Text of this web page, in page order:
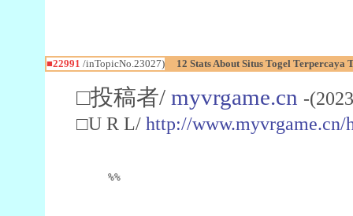
■22991 /inTopicNo.23027) 12 Stats About Situs Togel Terpercaya
□投稿者/ myvrgame.cn -
□U R L/ http://www.myvrgame.cn/
%%